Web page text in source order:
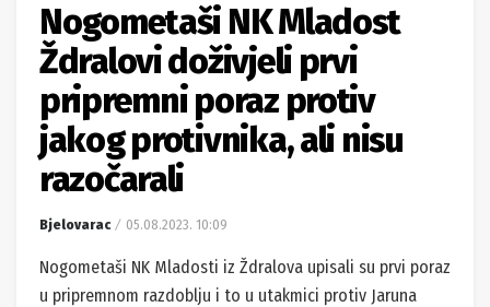
Nogometaši NK Mladost
Ždralovi doživjeli prvi
pripremni poraz protiv
jakog protivnika, ali nisu
razočarali
Bjelovarac 05.08.2023. 10:09
Nogometaši NK Mladosti iz Ždralova upisali su prvi poraz
u pripremnom razdoblju i to u utakmici protiv Jaruna